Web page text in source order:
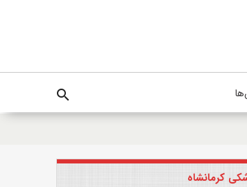
search
کرمانشاه